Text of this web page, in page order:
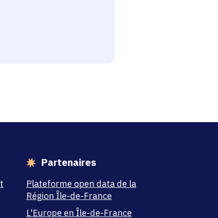
papier
Partenaires
Plateforme open data de la
Région Île-de-France
L'Europe en Île-de-France